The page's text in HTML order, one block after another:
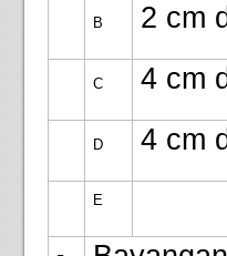
B 2 cm
C 4 cm
D 4 cm
E